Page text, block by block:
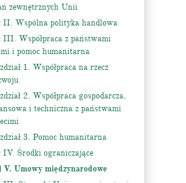
zewnętrznych Unii
II. Wspólna polityka handlowa
III. Współpraca z państwami
i pomoc humanitarna
1. Współpraca na rzecz
2. Współpraca gospodarcza,
i techniczna z państwami
3. Pomoc humanitarna
IV. Środki ograniczające
V. Umowy międzynarodowe